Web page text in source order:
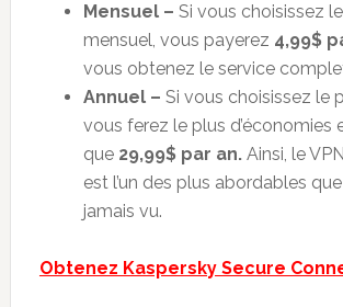
Mensuel – Si vous choisissez
mensuel, vous payerez 4,99$
vous obtenez le service
Annuel – Si vous choisissez le
vous ferez le plus d’économies
que 29,99$ par an.Ainsi, le
est l’un des plus abordables
jamais vu.
Obtenez Kaspersky Secure